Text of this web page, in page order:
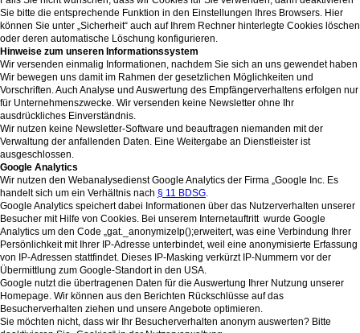
Sie bitte die entsprechende Funktion in den Einstellungen Ihres Browsers. Hier
können Sie unter „Sicherheit“ auch auf Ihrem Rechner hinterlegte Cookies löschen
oder deren automatische Löschung konfigurieren.
Hinweise zum unseren Informationssystem
Wir versenden einmalig Informationen, nachdem Sie sich an uns gewendet haben
Wir bewegen uns damit im Rahmen der gesetzlichen Möglichkeiten und
Vorschriften. Auch Analyse und Auswertung des Empfängerverhaltens erfolgen nur
für Unternehmenszwecke. Wir versenden keine Newsletter ohne Ihr
ausdrückliches Einverständnis.
Wir nutzen keine Newsletter-Software und beauftragen niemanden mit der
Verwaltung der anfallenden Daten. Eine Weitergabe an Dienstleister ist
ausgeschlossen.
Google Analytics
Wir nutzen den Webanalysedienst Google Analytics der Firma „Google Inc. Es
handelt sich um ein Verhältnis nach § 11 BDSG.
Google Analytics speichert dabei Informationen über das Nutzerverhalten unserer
Besucher mit Hilfe von Cookies. Bei unserem Internetauftritt wurde Google
Analytics um den Code „gat._anonymizeIp();erweitert, was eine Verbindung Ihrer
Persönlichkeit mit Ihrer IP-Adresse unterbindet, weil eine anonymisierte Erfassung
von IP-Adressen stattfindet. Dieses IP-Masking verkürzt IP-Nummern vor der
Übermittlung zum Google-Standort in den USA.
Google nutzt die übertragenen Daten für die Auswertung Ihrer Nutzung unserer
Homepage. Wir können aus den Berichten Rückschlüsse auf das
Besucherverhalten ziehen und unsere Angebote optimieren.
Sie möchten nicht, dass wir Ihr Besucherverhalten anonym auswerten? Bitte